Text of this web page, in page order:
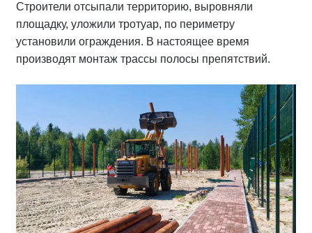
Строители отсыпали территорию, выровняли
площадку, уложили тротуар, по периметру
установили ограждения. В настоящее время
производят монтаж трассы полосы препятствий.